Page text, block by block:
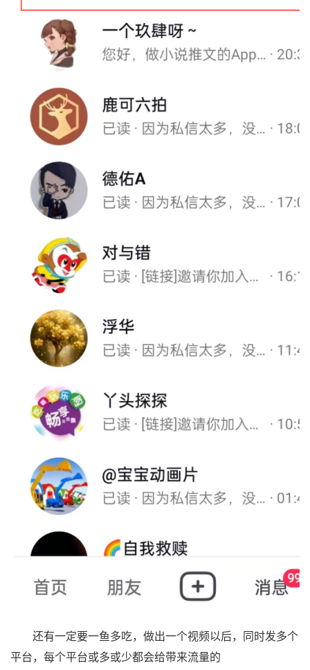
还有一定要一鱼多吃，做出一个视频以后，同时发多个
平台，每个平台或多或少都会给带来流量的